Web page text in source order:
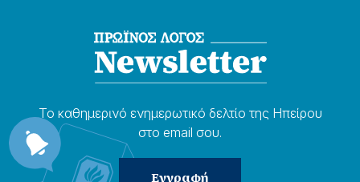
Το καθημερɩνό ενημερωτɩκό δελτίο της Ηπείρου
στο email σου.